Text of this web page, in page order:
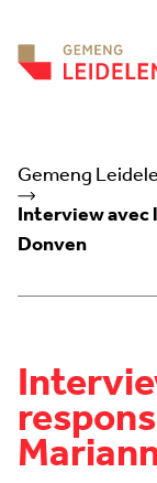
Gemeng
Interview avec
Donven